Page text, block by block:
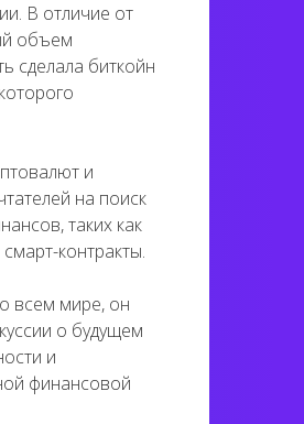
В отличие от
объем
сделала биткойн
и
на поиск
таких как
контракты.
всем мире, он
о будущем
и
финансовой